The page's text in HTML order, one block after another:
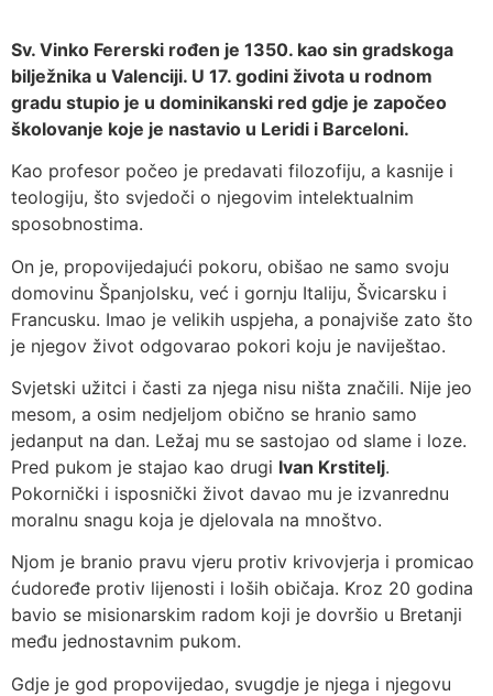
Sv. Vinko Fererski rođen je 1350. kao sin gradskoga
bilježnika u Valenciji. U 17. godini života u rodnom
gradu stupio je u dominikanski red gdje je započeo
školovanje koje je nastavio u Leridi i Barceloni.
Kao profesor počeo je predavati filozofiju, a kasnije i
teologiju, što svjedoči o njegovim intelektualnim
sposobnostima.
On je, propovijedajući pokoru, obišao ne samo svoju
domovinu Španjolsku, već i gornju Italiju, Švicarsku i
Francusku. Imao je velikih uspjeha, a ponajviše zato što
je njegov život odgovarao pokori koju je naviještao.
Svjetski užitci i časti za njega nisu ništa značili. Nije jeo
mesom, a osim nedjeljom obično se hranio samo
jedanput na dan. Ležaj mu se sastojao od slame i loze.
Pred pukom je stajao kao drugi Ivan Krstitelj.
Pokornički i isposnički život davao mu je izvanrednu
moralnu snagu koja je djelovala na mnoštvo.
Njom je branio pravu vjeru protiv krivovjerja i promicao
ćudoređe protiv lijenosti i loših običaja. Kroz 20 godina
bavio se misionarskim radom koji je dovršio u Bretanji
među jednostavnim pukom.
Gdje je god propovijedao, svugdje je njega i njegovu